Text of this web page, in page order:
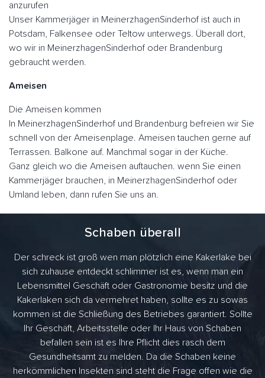
anzurufen
Unser Kammerjäger in MeinerzhagenSinderhof ist auch in
Potsdam, Falkensee oder Teltow unterwegs. Überall dort,
wo wir in MeinerzhagenSinderhof oder Brandenburg
gebraucht werden.
Ameisen
Die Ameisen kommen
In MeinerzhagenSinderhof und Brandenburg befreien wir Sie
schnell von der Ameisenplage. Ameisen tauchen gerne auf
Terrassen. Balkone auf. Manchmal sogar in der Küche.
Ganz gleich wo die Ameisen auftauchen. wenn Sie einen
Kammerjäger brauchen, in MeinerzhagenSinderhof oder
Umland leben, dann rufen Sie uns an.
Schaben überall
Der schreck ist groß wen man plötzlich eine Kakerlake bei
sich zuhause entdeckt schlimmer ist es, wenn man ein
Lebensmittel Geschäft oder Gastronomie besitz und die
Kakerlaken sich da vermehret haben, sollte es zu sowas
kommen ist die Schließung des Betriebes garantiert. Sollte
Ihr Geschäft, Arbeitsstelle oder Ihr Haus von Schaben
befallen sein ist es Ihre Pflicht dies rasch dem
Gesundheitsamt zu melden. Da die Schaben keine
herkömmlichen Insekten sind steht die Frage offen wie die